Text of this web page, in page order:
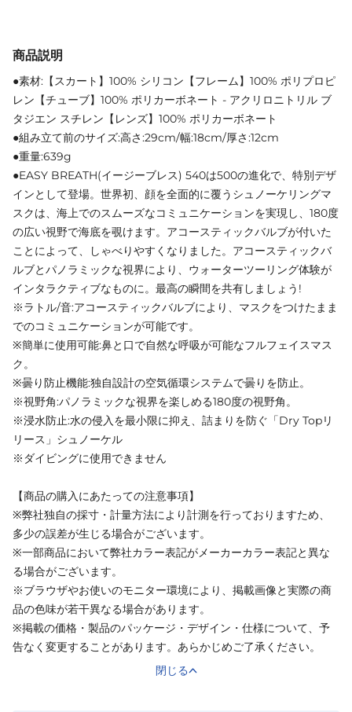
商品説明
●素材:【スカート】100% シリコン【フレーム】100% ポリプロピ
レン【チューブ】100% ポリカーボネート - アクリロニトリル ブ
タジエン スチレン【レンズ】100% ポリカーボネート
●組み立て前のサイズ:高さ:29cm/幅:18cm/厚さ:12cm
●重量:639g
●EASY BREATH(イージーブレス) 540は500の進化で、特別デザ
インとして登場。世界初、顔を全面的に覆うシュノーケリングマ
スクは、海上でのスムーズなコミュニケーションを実現し、180度
の広い視野で海底を覗けます。アコースティックバルブが付いた
ことによって、しゃべりやすくなりました。アコースティックバ
ルブとパノラミックな視界により、ウォーターツーリング体験が
インタラクティブなものに。最高の瞬間を共有しましょう!
※ラトル/音:アコースティックバルブにより、マスクをつけたまま
でのコミュニケーションが可能です。
※簡単に使用可能:鼻と口で自然な呼吸が可能なフルフェイスマス
ク。
※曇り防止機能:独自設計の空気循環システムで曇りを防止。
※視野角:パノラミックな視界を楽しめる180度の視野角。
※浸水防止:水の侵入を最小限に抑え、詰まりを防ぐ「Dry Topリ
リース」シュノーケル
※ダイビングに使用できません
【商品の購入にあたっての注意事項】
※弊社独自の採寸・計量方法により計測を行っておりますため、
多少の誤差が生じる場合がございます。
※一部商品において弊社カラー表記がメーカーカラー表記と異な
る場合がございます。
※ブラウザやお使いのモニター環境により、掲載画像と実際の商
品の色味が若干異なる場合があります。
※掲載の価格・製品のパッケージ・デザイン・仕様について、予
告なく変更することがあります。あらかじめご了承ください。
閉じる